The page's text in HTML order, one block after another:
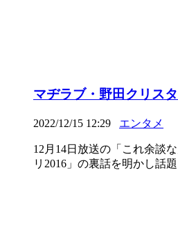
マヂラブ・野田クリス
2022/12/15 12:29 エンタメ
12月14日放送の「これ余談
リ2016」の裏話を明かし話